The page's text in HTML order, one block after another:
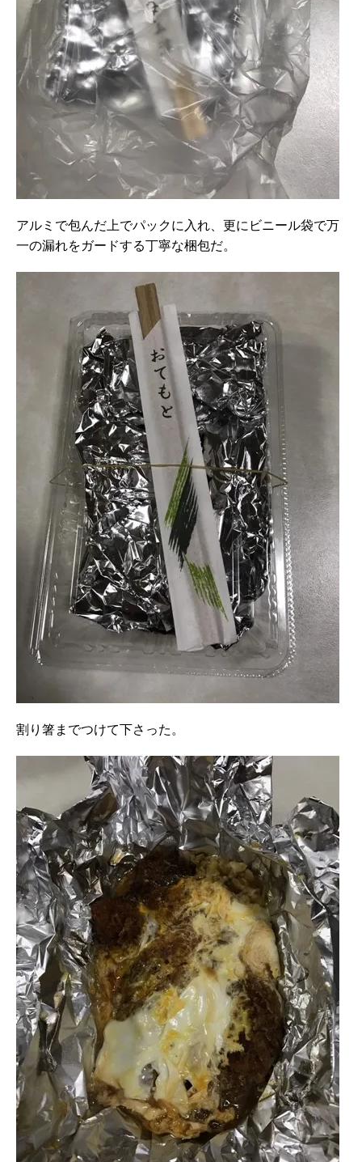
アルミで包んだ上でパックに入れ、更にビニール袋で万
一の漏れをガードする丁寧な梱包だ。
割り箸までつけて下さった。